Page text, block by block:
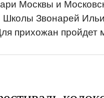
Москвы и
Школы Звонарей
прихожан пройдет